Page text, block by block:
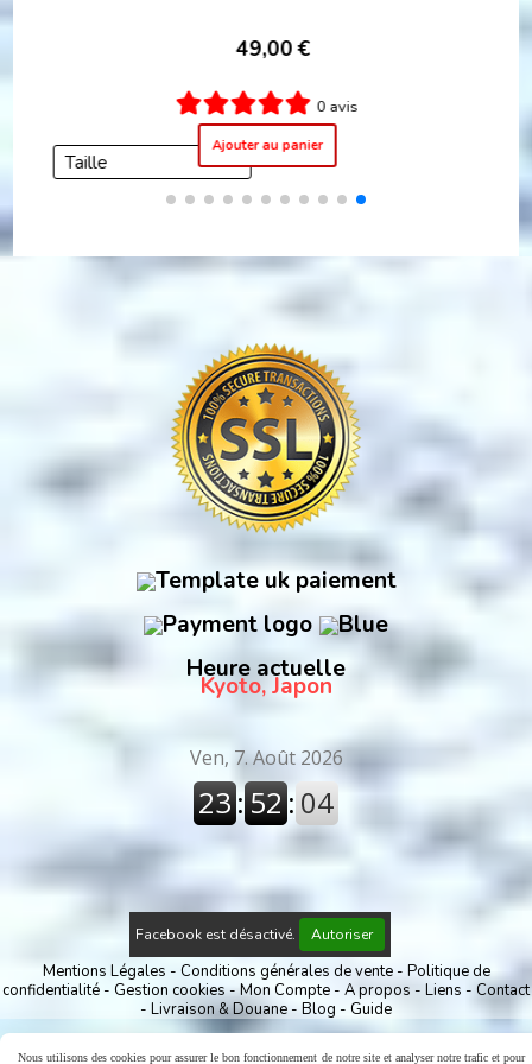
Heure actuelle
Kyoto, Japon
Facebook est désactivé. Autoriser
Mentions Légales Conditions générales de vente
Politique de
confidentialité
Gestion cookies Mon Compte A propos Liens
Contact
Livraison & Douane
Blog Guide
Nous utilisons des cookies pour assurer le bon fonctionnement de notre site et analyser notre trafic et pour